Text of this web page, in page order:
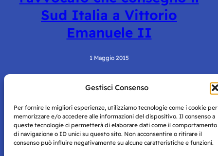
Gestisci Consenso
Per fornire le migliori esperienze, utilizziamo tecnologie come i cookie per
memorizzare e/o accedere alle informazioni del dispositivo. Il consenso a
queste tecnologie ci permetterà di elaborare dati come il comportamento
di navigazione o ID unici su questo sito. Non acconsentire o ritirare il
consenso può influire negativamente su alcune caratteristiche e funzioni.
Sud Italia a Vittorio
Emanuele II
1 Maggio 2015